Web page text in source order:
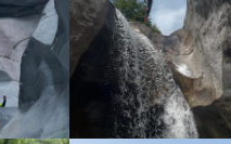
0
Ago 7
20 1